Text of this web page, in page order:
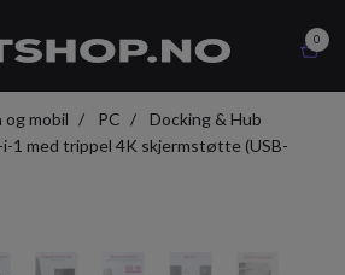
0
mobil PC
Docking & Hub
1 med trippel 4K skjermstøtte (USB-